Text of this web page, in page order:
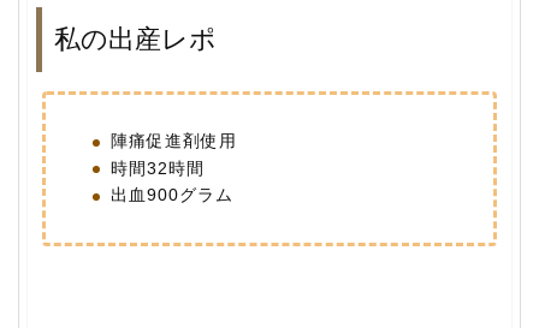
私の出産レポ
陣痛促進剤使用
時間32時間
出血900グラム